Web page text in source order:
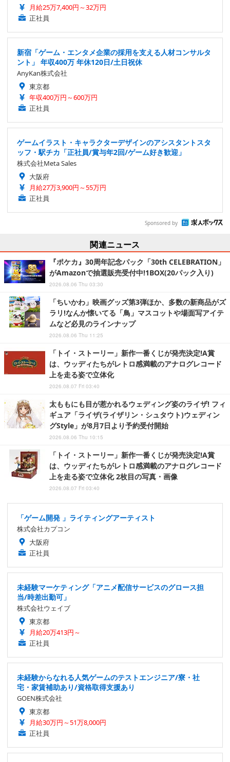
月給25万7,400円～32万円
正社員
新宿「ゲーム・エンタメ企業の採用を支える人材コンサルタ
ント」 年収400万 年休120日/土日祝休
AnyKan株式会社
東京都
年収400万円～600万円
正社員
ゲームイラスト・キャラクターデザインのアシスタントスタ
ッフ・駅チカ「正社員/賞与年2回/ゲーム好き歓迎」
株式会社Meta Sales
大阪府
月給27万3,900円～55万円
正社員
Sponsored by
関連ニュース
『ポケカ』30周年記念パック「30th CELEBRATION」
がAmazonで抽選販売受付中!1BOX(20パック入り)
2026.08.06 Thu 03:30
「ちいかわ」映画グッズ第3弾ほか、多数の新商品がズ
ラリ!なんか懐いてる「鳥」マスコットや場面写アイテ
ムなど必見のラインナップ
2026.08.06 Thu 11:25
「トイ・ストーリー」新作一番くじが発売決定!A賞
は、ウッディたちがレトロ感満載のアナログレコード
上を走る姿で立体化
2026.08.07 Fri 03:40
太ももにも目が惹かれるウェディング姿のライザ! フィ
ギュア「ライザ(ライザリン・シュタウト)ウェディン
グStyle」が8月7日より予約受付開始
2026.08.06 Thu 10:15
「トイ・ストーリー」新作一番くじが発売決定!A賞
は、ウッディたちがレトロ感満載のアナログレコード
上を走る姿で立体化 2枚目の写真・画像
2026.08.07 Fri 03:40
「ゲーム開発 」ライティングアーティスト
株式会社カプコン
大阪府
正社員
未経験マーケティング「アニメ配信サービスのグロース担
当/時差出勤可」
株式会社ウェイブ
東京都
月給20万413円～
正社員
未経験からなれる人気ゲームのテストエンジニア/寮・社
宅・家賃補助あり/資格取得支援あり
GOEN株式会社
東京都
月給30万円～51万8,000円
正社員